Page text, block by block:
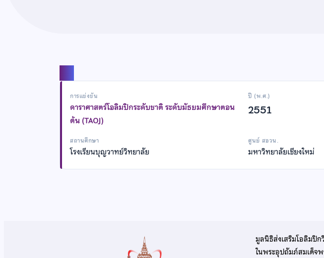
การแข่งขัน
ดาราศาสตร์โอลิมปิกระดับชาติ ระดับมัธยมศึกษาตอน
ต้น (TAOJ)
ปี (พ.ศ.)
2551
สถานศึกษา
โรงเรียนบุญวาทย์วิทยาลัย
ศูนย์ สอวน.
มหาวิทยาลัยเชียงใหม่
มูลนิธิส่งเสริมโอลิมปิ
ในพระอุปถัมภ์สมเด็จ